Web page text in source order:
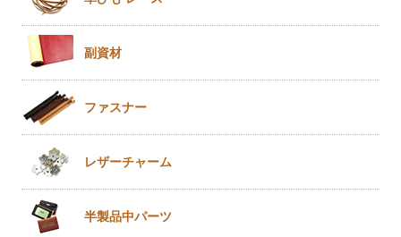
副資材
ファスナー
レザーチャーム
半製品中パーツ